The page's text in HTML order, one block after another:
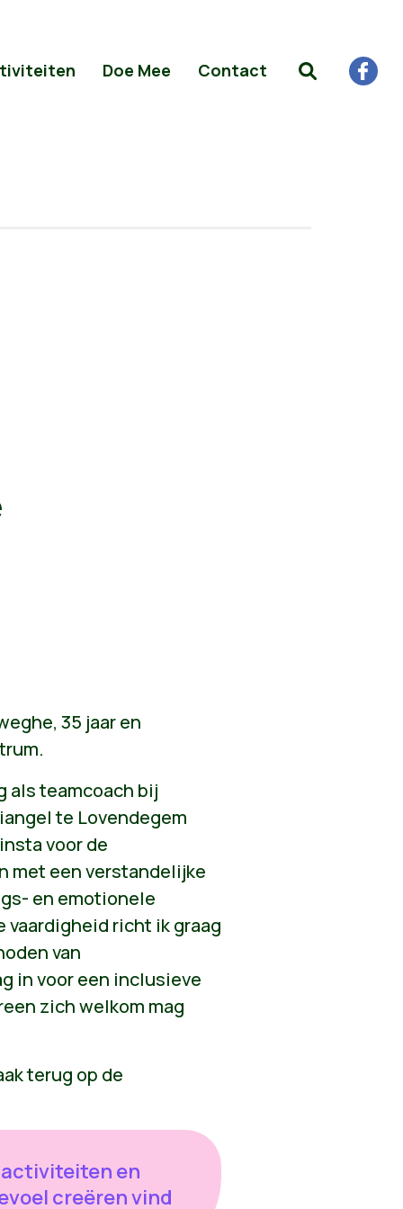
Doe Mee Contact
35 jaar en
als teamcoach bij
te Lovendegem
voor de
met een verstandelijke
en emotionele
richt ik graag
van
in voor een inclusieve
zich welkom mag
terug op de
en
creëren vind